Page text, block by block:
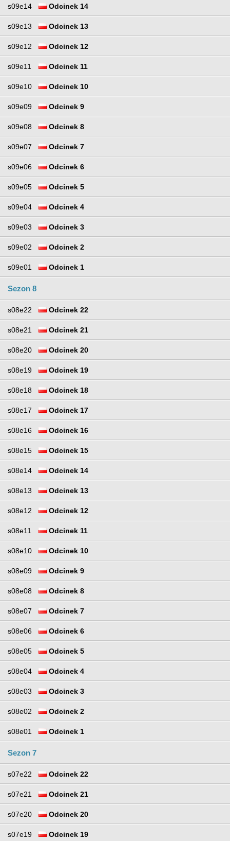
s09e14 Odcinek 14
s09e13 Odcinek 13
s09e12 Odcinek 12
s09e11 Odcinek 11
s09e10 Odcinek 10
s09e09 Odcinek 9
s09e08 Odcinek 8
s09e07 Odcinek 7
s09e06 Odcinek 6
s09e05 Odcinek 5
s09e04 Odcinek 4
s09e03 Odcinek 3
s09e02 Odcinek 2
s09e01 Odcinek 1
Sezon 8
s08e22 Odcinek 22
s08e21 Odcinek 21
s08e20 Odcinek 20
s08e19 Odcinek 19
s08e18 Odcinek 18
s08e17 Odcinek 17
s08e16 Odcinek 16
s08e15 Odcinek 15
s08e14 Odcinek 14
s08e13 Odcinek 13
s08e12 Odcinek 12
s08e11 Odcinek 11
s08e10 Odcinek 10
s08e09 Odcinek 9
s08e08 Odcinek 8
s08e07 Odcinek 7
s08e06 Odcinek 6
s08e05 Odcinek 5
s08e04 Odcinek 4
s08e03 Odcinek 3
s08e02 Odcinek 2
s08e01 Odcinek 1
Sezon 7
s07e22 Odcinek 22
s07e21 Odcinek 21
s07e20 Odcinek 20
s07e19 Odcinek 19